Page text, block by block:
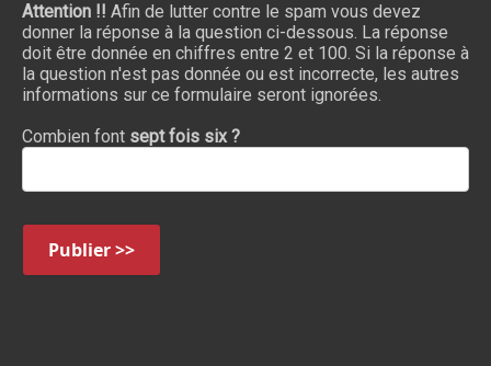
Attention !! Afin de lutter contre le spam vous devez
donner la réponse à la question ci-dessous. La réponse
doit être donnée en chiffres entre 2 et 100. Si la réponse à
la question n'est pas donnée ou est incorrecte, les autres
informations sur ce formulaire seront ignorées.
Combien font sept fois six ?
Publier >>